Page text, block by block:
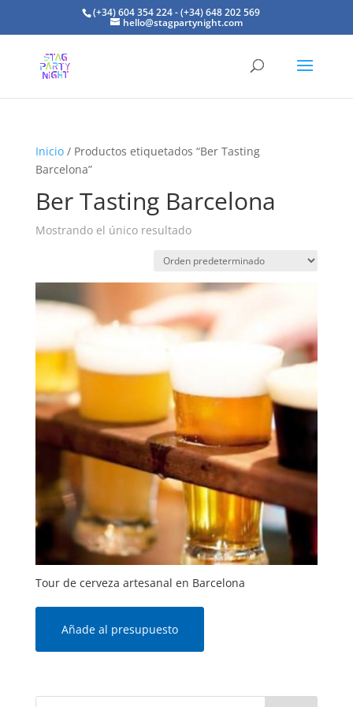
(+34) 604 354 224 - (+34) 648 202 569
hello@stagpartynight.com
Inicio/ Productos etiquetados “Ber Tasting
Barcelona”
Ber Tasting Barcelona
Mostrando el único resultado
Tour de cerveza artesanal en Barcelona
Añade al presupuesto